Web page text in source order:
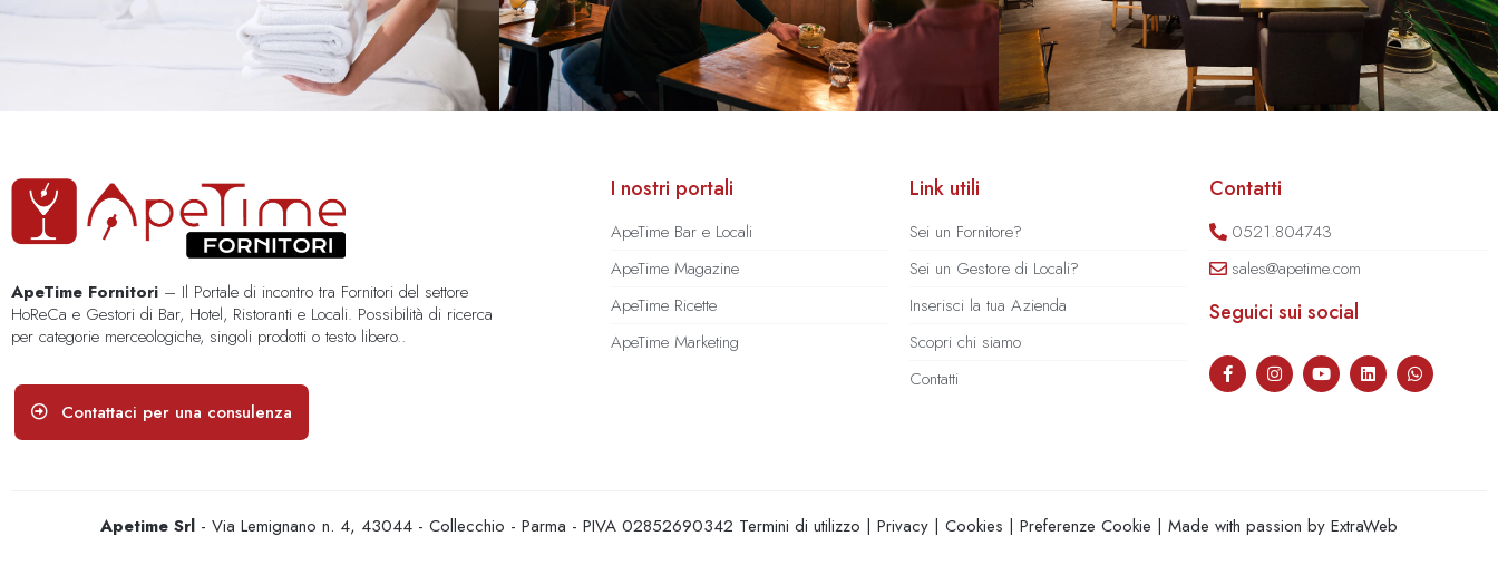
ApeTime Fornitori – Il Portale di incontro tra Fornitori del settore
HoReCa e Gestori di Bar, Hotel, Ristoranti e Locali. Possibilità di ricerca
per categorie merceologiche, singoli prodotti o testo libero..
Contattaci per una consulenza
I nostri portali
ApeTime Bar e Locali
ApeTime Magazine
ApeTime Ricette
ApeTime Marketing
Link utili
Sei un Fornitore?
Sei un Gestore di Locali?
Inserisci la tua Azienda
Scopri chi siamo
Contatti
Contatti
0521.804743
sales@apetime.com
Seguici sui social
Apetime Srl - Via Lemignano n. 4, 43044 - Collecchio - Parma - PIVA 02852690342 Termini di utilizzo | Privacy | Cookies | Preferenze Cookie | Made with passion by ExtraWeb